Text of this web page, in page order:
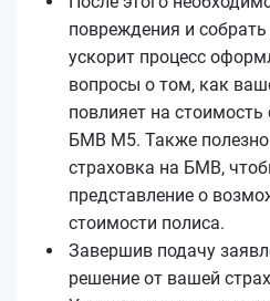
повреждения и
ускорит процесс
вопросы о том, как
повлияет на
БМВ М5. Также полезно
страховка на БМВ,
представление о
стоимости полиса.
Завершив подачу
решение от вашей